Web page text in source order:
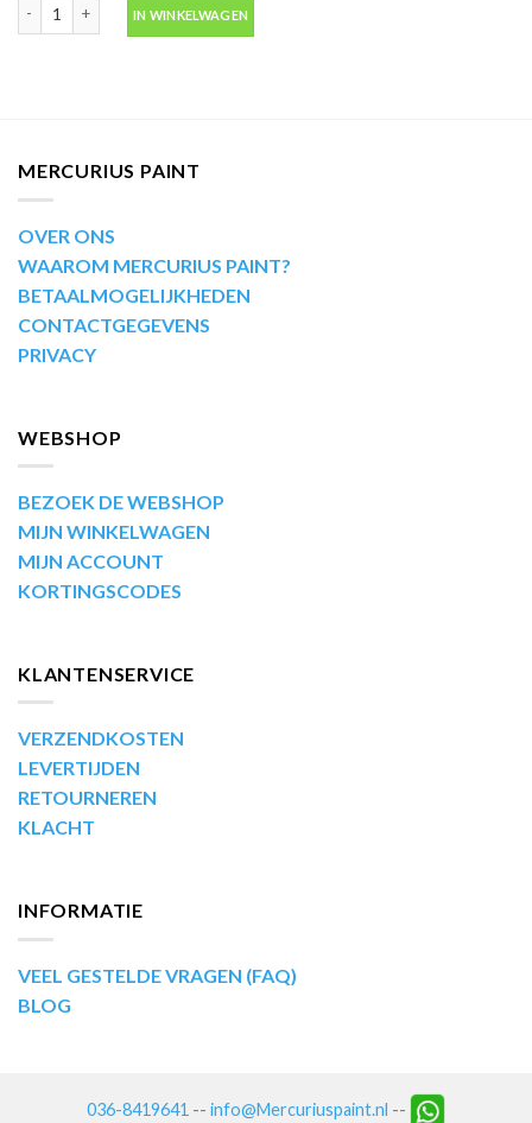
IN WINKELWAGEN
MERCURIUS PAINT
OVER ONS
WAAROM MERCURIUS PAINT?
BETAALMOGELIJKHEDEN
CONTACTGEGEVENS
PRIVACY
WEBSHOP
BEZOEK DE WEBSHOP
MIJN WINKELWAGEN
MIJN ACCOUNT
KORTINGSCODES
KLANTENSERVICE
VERZENDKOSTEN
LEVERTIJDEN
RETOURNEREN
KLACHT
INFORMATIE
VEEL GESTELDE VRAGEN (FAQ)
BLOG
036-8419641 -- info@Mercuriuspaint.nl --